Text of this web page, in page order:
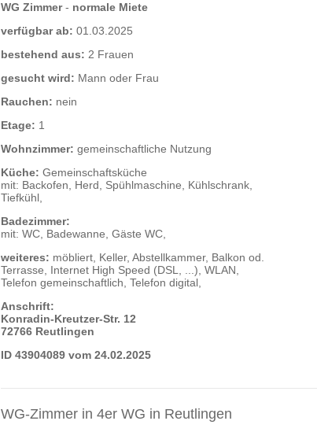
WG Zimmer- normale Miete
verfügbar ab: 01.03.2025
bestehend aus: 2 Frauen
gesucht wird: Mann oder Frau
Rauchen: nein
Etage: 1
Wohnzimmer: gemeinschaftliche Nutzung
Küche: Gemeinschaftsküche
mit: Backofen, Herd, Spühlmaschine, Kühlschrank,
Tiefkühl,
Badezimmer:
mit: WC, Badewanne, Gäste WC,
weiteres: möbliert, Keller, Abstellkammer, Balkon od.
Terrasse, Internet High Speed (DSL, ...), WLAN,
Telefon gemeinschaftlich, Telefon digital,
Anschrift:
Konradin-Kreutzer-Str. 12
72766 Reutlingen
ID 43904089 vom 24.02.2025
WG-Zimmer in 4er WG in Reutlingen